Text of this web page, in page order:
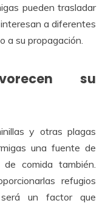
pueden trasladar
a diferentes
a su propagación.
su
y otras plagas
una fuente de
comida también.
refugios
será un factor que